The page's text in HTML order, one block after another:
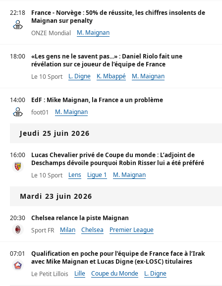
22:18
France - Norvège : 50% de réussite, les chiffres insolents de
Maignan sur penalty
ONZE Mondial
M. Maignan
18:00
«Les gens ne le savent pas...» : Daniel Riolo fait une
révélation sur ce joueur de l’équipe de France
Le 10 Sport
L. Digne K. Mbappé M. Maignan
14:00
EdF : Mike Maignan, la France a un problème
foot01
M. Maignan
Jeudi 25 juin 2026
16:00
Lucas Chevalier privé de Coupe du monde : L’adjoint de
Deschamps dévoile pourquoi Robin Risser lui a été préféré
Le 10 Sport
Lens Ligue 1 M. Maignan
Mardi 23 juin 2026
20:30
Chelsea relance la piste Maignan
Sport FR
Milan Chelsea Premier League
07:01
Qualification en poche pour l’équipe de France face à l’Irak
avec Mike Maignan et Lucas Digne (ex-LOSC) titulaires
Le Petit Lillois
Lille Coupe du Monde L. Digne